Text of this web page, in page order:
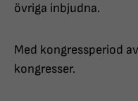
övriga inbjudna.
Med kongressperiod
kongresser.